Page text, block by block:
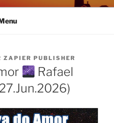
ZAPIER PUBLISHER
Rafael